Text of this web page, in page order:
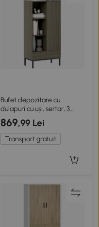
Bufet depozitare cu
dulapuri cu uși, sertar, 3
compartimente deschise și
rafturi reglabile, gri
869,99 Lei
Transport gratuit